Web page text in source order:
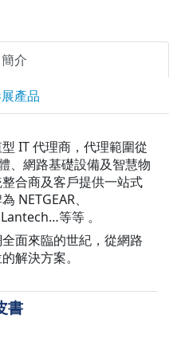
簡介
產品
IT 代理商，代理範圍從
、網路基礎設備及智慧物
合商及客戶提供一站式
NETGEAR、
等等 。
面來臨的世紀，從網路
解決方案。
書